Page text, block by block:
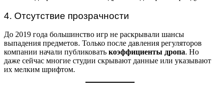
4. Отсутствие прозрачности
До 2019 года большинство игр не раскрывали шансы
выпадения предметов. Только после давления регуляторов
компании начали публиковать коэффициенты дропа. Но
даже сейчас многие студии скрывают данные или указывают
их мелким шрифтом.